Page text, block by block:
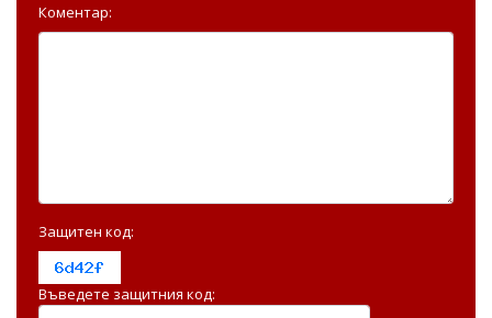
Коментар:
Защитен код:
Въведете защитния код: